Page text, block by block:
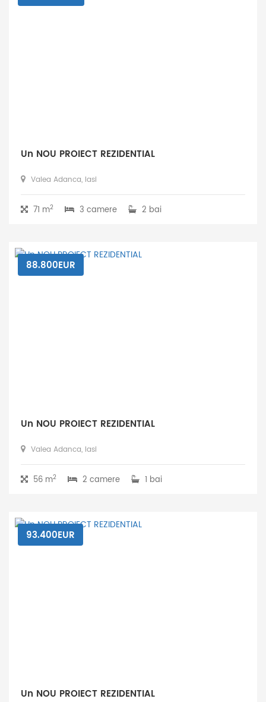
Un NOU PROIECT REZIDENTIAL
Valea Adanca, Iasi
71 m2 3 camere 2 bai
Un NOU PROIECT REZIDENTIAL
Valea Adanca, Iasi
88.800EUR
56 m2 2 camere 1 bai
Un NOU PROIECT REZIDENTIAL
93.400EUR